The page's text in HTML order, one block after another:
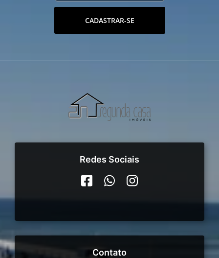
CADASTRAR-SE
Redes Sociais
Contato